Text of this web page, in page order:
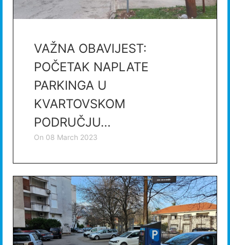
VAŽNA OBAVIJEST:
POČETAK NAPLATE
PARKINGA U
KVARTOVSKOM
PODRUČJU…
on 08 March 2023